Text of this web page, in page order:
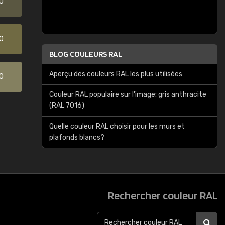
BLOG COULEURS RAL
Aperçu des couleurs RAL les plus utilisées
Couleur RAL populaire sur l'image: gris anthracite
(RAL 7016)
Quelle couleur RAL choisir pour les murs et
plafonds blancs?
Rechercher couleur RAL